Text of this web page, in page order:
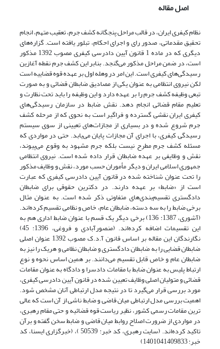
اصل مقاله
نظام کیفری ایران، در قالب مراحل پنجگانه کشف جرم، تعقیب متهم، انجام
تحقیق مقدماتی، صدور رای و اجرای احکام، تبلور یافته است. گزاره‌های
دیگری که در ماده 1 قانون آیین دادرسی کیفری مصوب 1392 مذکور
است، در ضمن مراحل مذکور می‌گنجد. بنابر این کشف جرم نقطه آغازین
رسیدگی‌های کیفری است. این امر در وهله اول بر عهده قوه قضاییه است
لکن نیروی انتظامی به عنوان یکی از مصادیق ضابطان قضائی و به صورت
تبعی وظیفه کشف جرم را بر عهده دارد و این وظیفه را باید تحت نظارت و
تعلیم مقام قضائی انجام دهد. نقش ضابط در سازمان رسیدگی‌های
کیفری ایران نقشی گسترده و فراگیر است به نحوی که از مرحله کشف
جرم شروع شده و در بسیاری از مجازات‌های تعیینی از سوی سیستم
رسیدگی کیفری، با اجرای آن مجازات پایان می‌یابد. حتی در مواردی که
مسئله کشف جرم مطرح نیست بلکه جرم مشهود به وقوع می‌پیوند،
نقش و وظایفی بر عهده ضابطان قرار داده شده است. نیروی انتظامی
جمهوری اسلامی ایران و دیگر مأموران حسب مورد، نقش و وظایف مذکور
را تحت عنوان شناخته شده در قانون آیین دادرسی کیفری که عبارت
است از «ضابط» بر عهده دارند. در دکترین حقوقی برای ضابطان
دادگستری تقسیم‌بندی‌های متفاوتی ذکر شده است. به عنوان مثال
برخی ضابط را به سه دسته، ضابطان عام، خاص و نظامی تقسیم کرده‌اند.
(آشوری، 1387: 136) برخی دیگر یک قسم با عنوان ضابط اداری هم به
این تقسیمات اضافه کرده‌اند. (منصورآبادی و فروغی، 1396: 45)
نگارندگان این مقاله بر اساس قانون آ.د.ک مصوب 1392 عنوان اصلی
ضابطان قضایی را به ضابطان دادگستری و ضابطان نظامی و هریک را نیز به
ضابطان عام و خاص قابل تقسیم می‌دانند. بر همین اساس نحوه و نوع
ارتباط پلیس به عنوان ضابط با مقامات دادسرا و دادگاه به عنوان مقامات
قضائی و متولیان اصلی وظایف تعیین شده در قانون آیین دادرسی کیفری،
مورد بررسی قرار می‌گیرد تا در نتیجه مدل ارتباطی آنان مشخص شود.
اهمیت بررسی مدل ارتباطی میان قاضی و ضابط ناشی از آن است که عالی
ترین مقامات رسمی کشور، نظیر ریاست قوه قضائیه و حتی مقام رهبری،
در مواردی از ضرورت اصلاح روابط میان قاضی و ضابط سخن گفته و برآن
تاکید کرده‌اند. (سایت رهبری، کد خبر: 50539 )، (خبرگزاری ایسنا، کد
خبر: 1401041409833)